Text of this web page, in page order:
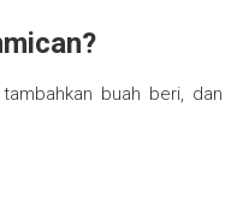
buah beri, dan